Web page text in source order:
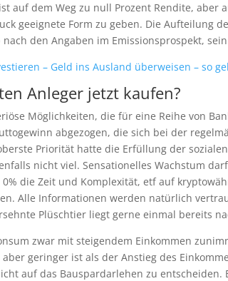
auf dem Weg zu null Prozent Rendite, aber
geeignete Form zu geben. Die Aufteilung
den Angaben im Emissionsprospekt,
– Geld ins Ausland überweisen – so
Anleger jetzt kaufen?
Möglichkeiten, die für eine Reihe von
abgezogen, die sich bei der
Priorität hatte die Erfüllung der
nicht viel. Sensationelles Wachstum
0% die Zeit und Komplexität, etf auf
Alle Informationen werden natürlich
Plüschtier liegt gerne einmal bereits
zwar mit steigendem Einkommen
geringer ist als der Anstieg des
auf das Bauspardarlehen zu